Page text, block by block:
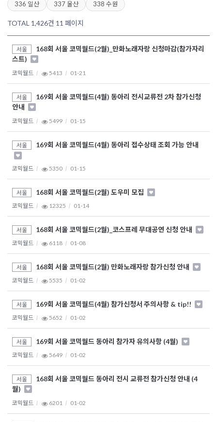
336 일산
337 울산 338 수원
TOTAL 1,426건 11 페이지
서울
168회 서울 코믹월드(2월)_만화노래자랑 신청마감(참가자리
스트)
코믹월드 5413 01-21
서울
169회 서울 코믹월드(4월) 동아리 전시교류전 2차 참가신청
안내
코믹월드 5499 01-15
서울 169회 서울 코믹월드(4월) 동아리 접수상태 조회 가능 안내
코믹월드 5350 01-15
서울 168회 서울 코믹월드(2월) 도우미 모집
코믹월드 12325 01-14
서울 168회 서울 코믹월드(2월)_코스프레 무대공연 신청 안내
코믹월드 6118 01-08
서울 168회 서울 코믹월드(2월) 만화노래자랑 참가신청 안내
코믹월드 5535 01-02
서울 169회 서울 코믹월드(4월) 참가신청서 주의사항 & tip!!
코믹월드 5652 01-02
서울 169회 서울 코믹월드 동아리 참가자 유의사항 (4월)
코믹월드 5649 01-02
서울
168회 서울 코믹월드 동아리 전시 교류전 참가신청 안내 (4
월)
코믹월드 6201 01-02